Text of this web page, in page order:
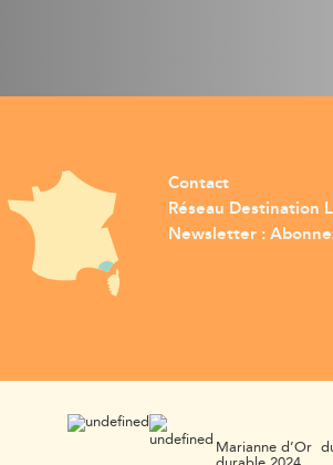
Contact
Réseau Destination
Newsletter :
Marianne d’Or